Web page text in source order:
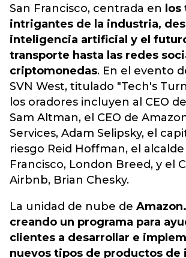
San Francisco, centrada en
intrigantes de la industria,
inteligencia artificial y el
transporte hasta las redes
criptomonedas. En el evento
SVN West, titulado "Tech's
los oradores incluyen al CEO
Sam Altman, el CEO de
Services, Adam Selipsky, el
riesgo Reid Hoffman, el alcalde
Francisco, London Breed, y el
Airbnb, Brian Chesky.
La unidad de nube de
creando un programa para
clientes a desarrollar e
nuevos tipos de productos de